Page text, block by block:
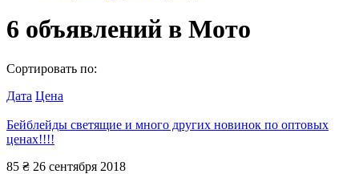
6 объявлений в Мото
Сортировать по:
Дата Цена
Бейблейды светящие и много других новинок по оптовых
ценах!!!!
85 ₴ 26 сентября 2018